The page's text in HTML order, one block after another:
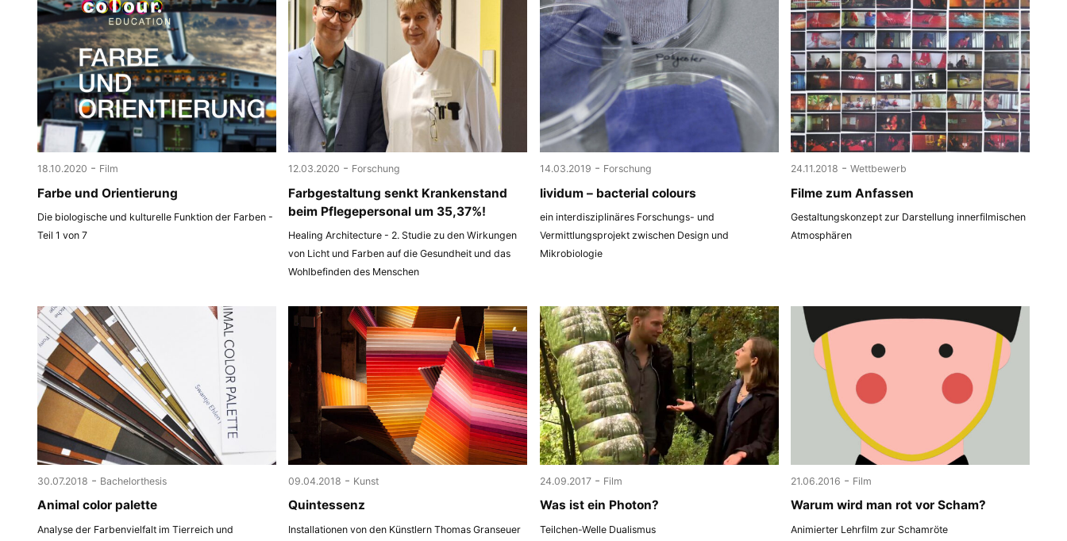
18.10.2020 - Film
Farbe und Orientierung
Die biologische und kulturelle Funktion der Farben -
Teil 1 von 7
12.03.2020 - Forschung
Farbgestaltung senkt Krankenstand
beim Pflegepersonal um 35,37%!
Healing Architecture - 2. Studie zu den Wirkungen
von Licht und Farben auf die Gesundheit und das
Wohlbefinden des Menschen
14.03.2019 - Forschung
lividum – bacterial colours
ein interdisziplinäres Forschungs- und
Vermittlungsprojekt zwischen Design und
Mikrobiologie
24.11.2018 - Wettbewerb
Filme zum Anfassen
Gestaltungskonzept zur Darstellung innerfilmischen
Atmosphären
30.07.2018 - Bachelorthesis
Animal color palette
Analyse der Farbenvielfalt im Tierreich und
09.04.2018 - Kunst
Quintessenz
Installationen von den Künstlern Thomas Granseuer
24.09.2017 - Film
Was ist ein Photon?
Teilchen-Welle Dualismus
21.06.2016 - Film
Warum wird man rot vor Scham?
Animierter Lehrfilm zur Schamröte